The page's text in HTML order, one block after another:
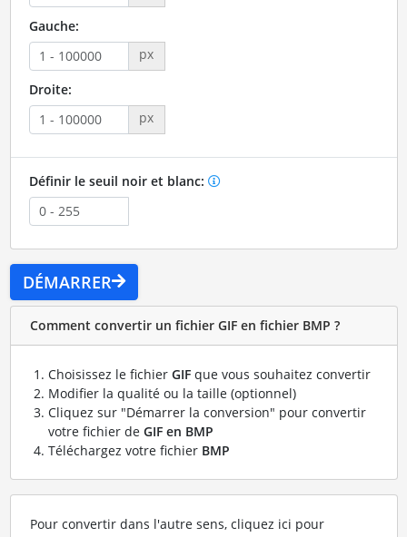
Gauche:
px
Droite:
px
Définir le seuil noir et blanc:
DÉMARRER
Comment convertir un fichier GIF en fichier BMP ?
Choisissez le fichier GIFque vous souhaitez convertir
Modifier la qualité ou la taille (optionnel)
Cliquez sur "Démarrer la conversion" pour convertir
votre fichier de GIF en BMP
Téléchargez votre fichier BMP
Pour convertir dans l'autre sens, cliquez ici pour